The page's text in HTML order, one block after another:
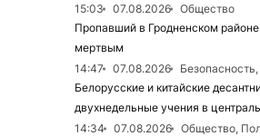
15:03
07.08.2026
Общество
Пропавший в Гродненском районе
мертвым
14:47
07.08.2026
Белорусские и китайские
двухнедельные учения в
14:34
07.08.2026
Общество,